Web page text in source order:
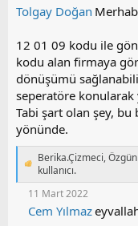
Tolgay Doğan
12 01 09 kodu ile
kodu alan firmaya
dönüşümü
seperatöre
Tabi şart olan şey, bu
yönünde.
T
e
Berika.Çizmeci,Özgün
kullanıcı.
11 Mart 2022
Cem Yılmaz